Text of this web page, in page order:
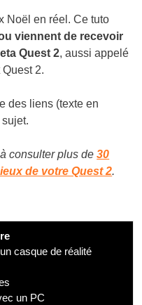
Noël en réel. Ce tuto
viennent de recevoir
Quest 2, aussi appelé
2.
des liens (texte en
consulter plus de30
de votre Quest 2.
casque de réalité
un PC